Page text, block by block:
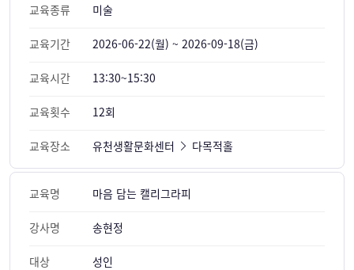
교육종류 미술
교육기간 2026-06-22(월) ~ 2026-09-18(금)
교육시간 13:30~15:30
교육횟수 12회
교육장소 유천생활문화센터 다목적홀
교육명 마음 담는 캘리그라피
강사명 송현정
대상 성인